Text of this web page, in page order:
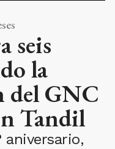
seis
la
del GNC
Tandil
aniversario,